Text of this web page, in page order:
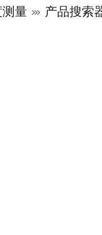
量 产品搜索